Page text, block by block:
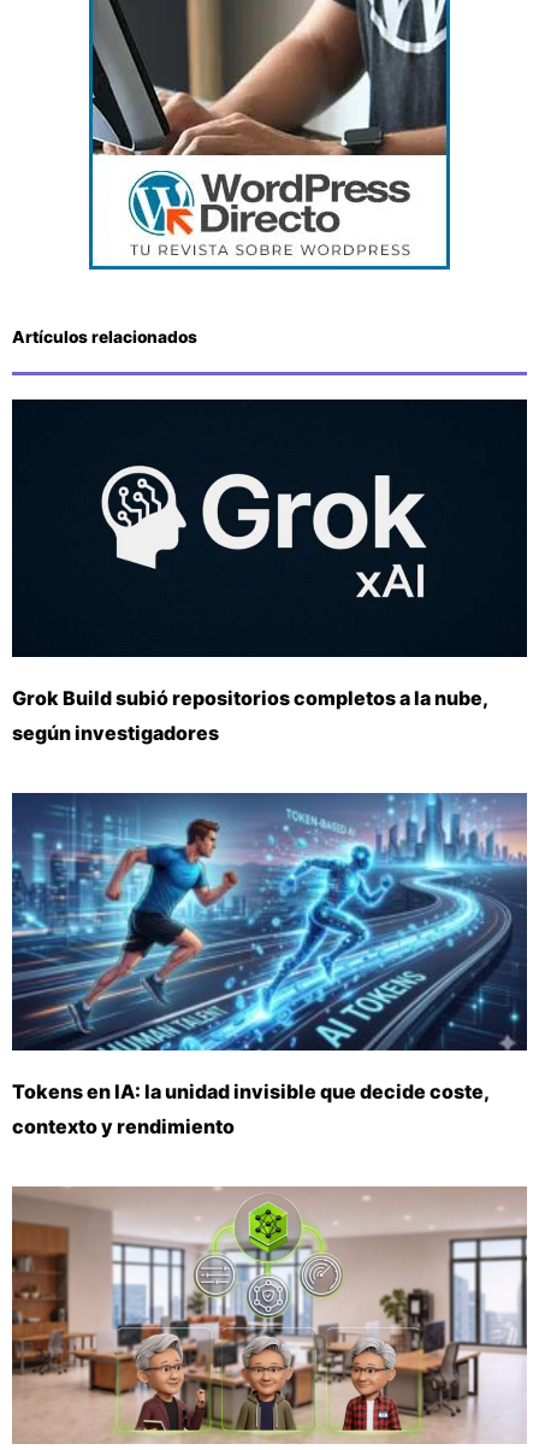
Artículos relacionados
Grok Build subió repositorios completos a la nube,
según investigadores
Tokens en IA: la unidad invisible que decide coste,
contexto y rendimiento